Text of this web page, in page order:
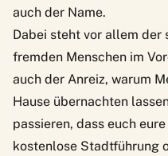
auch der Name.
Dabei steht vor allem der
fremden Menschen im
auch der Anreiz, warum
Hause übernachten
passieren, dass euch
kostenlose Stadtführung